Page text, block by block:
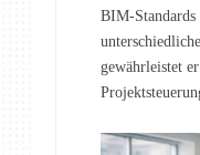
BIM-
gewährleistet